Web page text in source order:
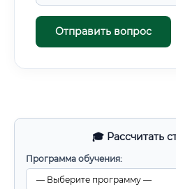
🎓 Рассчитать
Программа обучения:
Отправить вопрос